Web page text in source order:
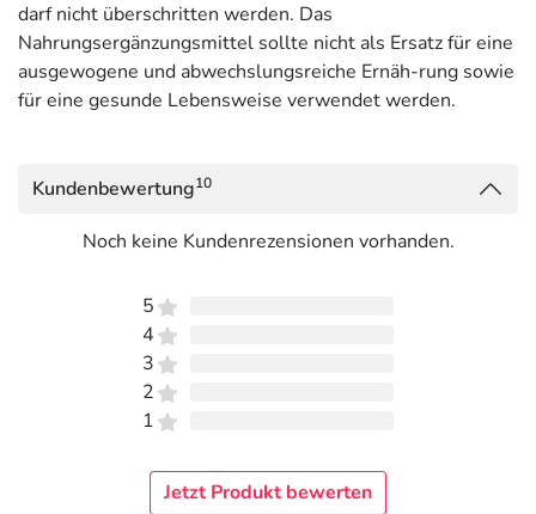
darf nicht überschritten werden. Das
Nahrungsergänzungsmittel sollte nicht als Ersatz für eine
ausgewogene und abwechslungsreiche Ernäh-rung sowie
für eine gesunde Lebensweise verwendet werden.
Kundenbewertung10
Noch keine Kundenrezensionen vorhanden.
5
4
3
2
1
Jetzt Produkt bewerten